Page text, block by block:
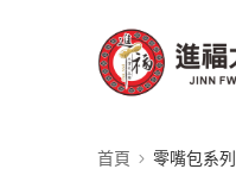
首頁 零嘴包系列